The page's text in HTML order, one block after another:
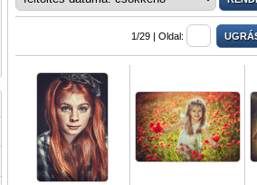
1/29 | Oldal: